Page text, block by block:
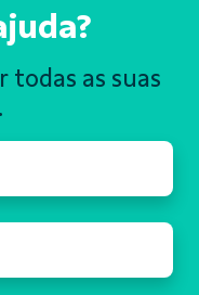
todas as suas